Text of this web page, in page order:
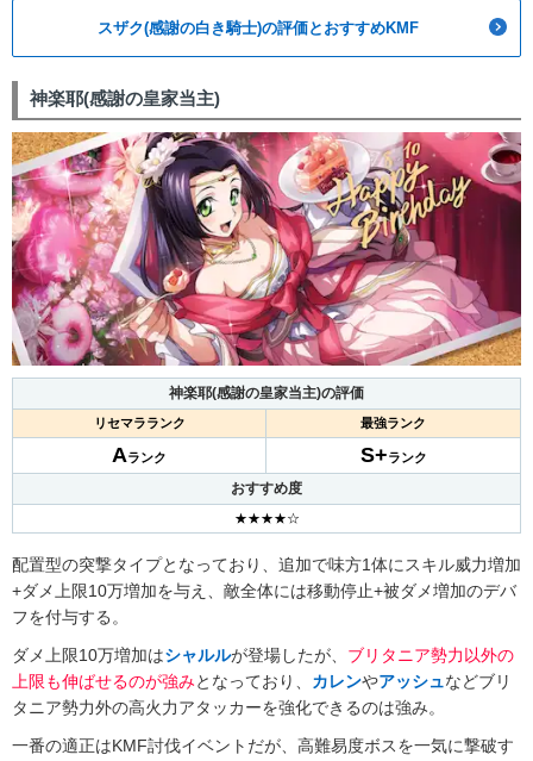
スザク(感謝の白き騎士)の評価とおすすめKMF
神楽耶(感謝の皇家当主)
神楽耶(感謝の皇家当主)の評価
リセマラランク 最強ランク
Aランク S+ランク
おすすめ度
★★★★☆
配置型の突撃タイプとなっており、追加で味方1体にスキル威力増加
+ダメ上限10万増加を与え、敵全体には移動停止+被ダメ増加のデバ
フを付与する。
ダメ上限10万増加はシャルルが登場したが、 ブリタニア勢力以外の
上限も伸ばせるのが強みとなっており、 カレンやアッシュなどブリ
タニア勢力外の高火力アタッカーを強化できるのは強み。
一番の適正はKMF討伐イベントだが、高難易度ボスを一気に撃破す